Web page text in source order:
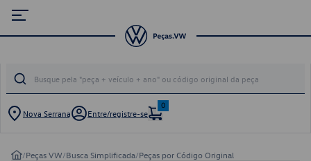
Nova Serrana Entre/registre-se
0
/Peças VW/Busca Simplificada/Peças por Código Original